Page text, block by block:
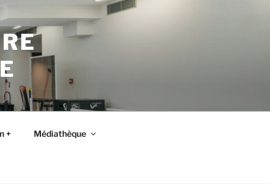
+ Médiathèque